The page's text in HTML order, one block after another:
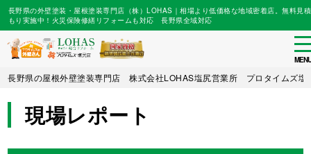
Skip
main
content
長野県の外壁塗装・屋根塗装専門店（株）LOHAS｜相場より低価格な地域密着店。無料見積
もり実施中！火災保険修繕リフォームも対応 長野県全域対応
長野県の屋根外壁塗装専門店 株式会社LOHAS塩尻営業所 プロタイムズ塩
現場レポート